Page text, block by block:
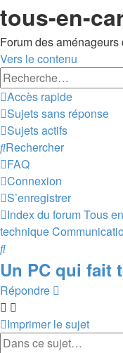
tous-en-
Forum des aménageurs
Vers le contenu
Accès rapide
Sujets sans réponse
Sujets actifs
Rechercher
FAQ
Connexion
S’enregistrer
Index du forumTous
technique
Rechercher
Un PC qui fait
Répondre
Imprimer le sujet